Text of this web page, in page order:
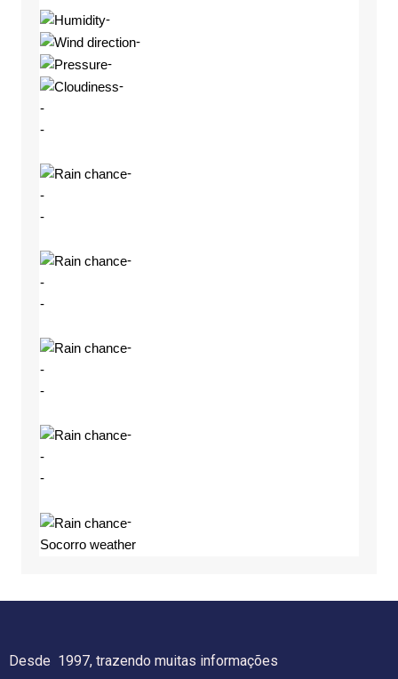
-
-
-
-
-
-
-
-
-
-
-
-
-
-
-
-
-
-
-
Socorro weather
Desde 1997, trazendo muitas informações